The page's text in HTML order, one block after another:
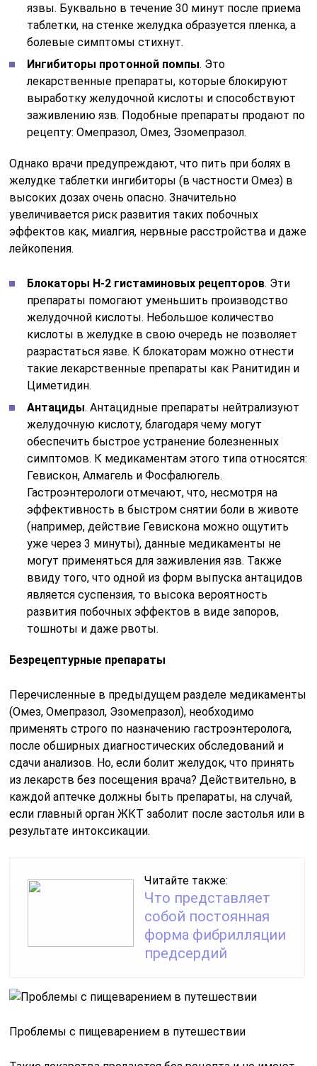
язвы. Буквально в течение 30 минут после приема
таблетки, на стенке желудка образуется пленка, а
болевые симптомы стихнут.
Ингибиторы протонной помпы. Это
лекарственные препараты, которые блокируют
выработку желудочной кислоты и способствуют
заживлению язв. Подобные препараты продают по
рецепту: Омепразол, Омез, Эзомепразол.
Однако врачи предупреждают, что пить при болях в
желудке таблетки ингибиторы (в частности Омез) в
высоких дозах очень опасно. Значительно
увеличивается риск развития таких побочных
эффектов как, миалгия, нервные расстройства и даже
лейкопения.
Блокаторы Н-2 гистаминовых рецепторов. Эти
препараты помогают уменьшить производство
желудочной кислоты. Небольшое количество
кислоты в желудке в свою очередь не позволяет
разрастаться язве. К блокаторам можно отнести
такие лекарственные препараты как Ранитидин и
Циметидин.
Антациды. Антацидные препараты нейтрализуют
желудочную кислоту, благодаря чему могут
обеспечить быстрое устранение болезненных
симптомов. К медикаментам этого типа относятся:
Гевискон, Алмагель и Фосфалюгель.
Гастроэнтерологи отмечают, что, несмотря на
эффективность в быстром снятии боли в животе
(например, действие Гевискона можно ощутить
уже через 3 минуты), данные медикаменты не
могут применяться для заживления язв. Также
ввиду того, что одной из форм выпуска антацидов
является суспензия, то высока вероятность
развития побочных эффектов в виде запоров,
тошноты и даже рвоты.
Безрецептурные препараты
Перечисленные в предыдущем разделе медикаменты
(Омез, Омепразол, Эзомепразол), необходимо
применять строго по назначению гастроэнтеролога,
после обширных диагностических обследований и
сдачи анализов. Но, если болит желудок, что принять
из лекарств без посещения врача? Действительно, в
каждой аптечке должны быть препараты, на случай,
если главный орган ЖКТ заболит после застолья или в
результате интоксикации.
Читайте также:
Что представляет
собой постоянная
форма фибрилляции
предсердий
Проблемы с пищеварением в путешествии